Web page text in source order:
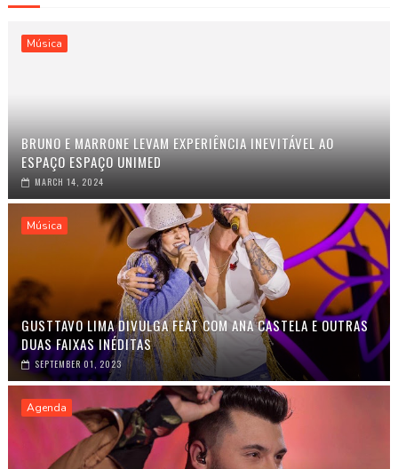
Música
BRUNO E MARRONE LEVAM EXPERIÊNCIA INEVITÁVEL AO
ESPAÇO ESPAÇO UNIMED
MARCH 14, 2024
Música
GUSTTAVO LIMA DIVULGA FEAT COM ANA CASTELA E OUTRAS
DUAS FAIXAS INÉDITAS
SEPTEMBER 01, 2023
Agenda